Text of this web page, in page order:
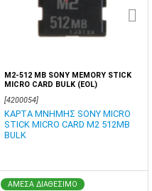
M2-512 MB SONY MEMORY STICK
MICRO CARD BULK (EOL)
[4200054]
ΚΑΡΤΑ ΜΝΗΜΗΣ SONY MICRO
STICK MICRO CARD M2 512MB
BULK
ΑΜΕΣΑ ΔΙΑΘΕΣΙΜΟ